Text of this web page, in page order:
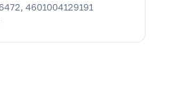
4601004129191